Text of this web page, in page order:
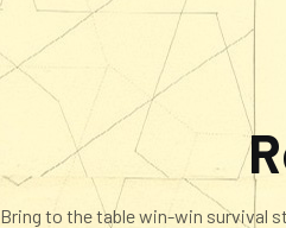
Bring to the table win-win survival